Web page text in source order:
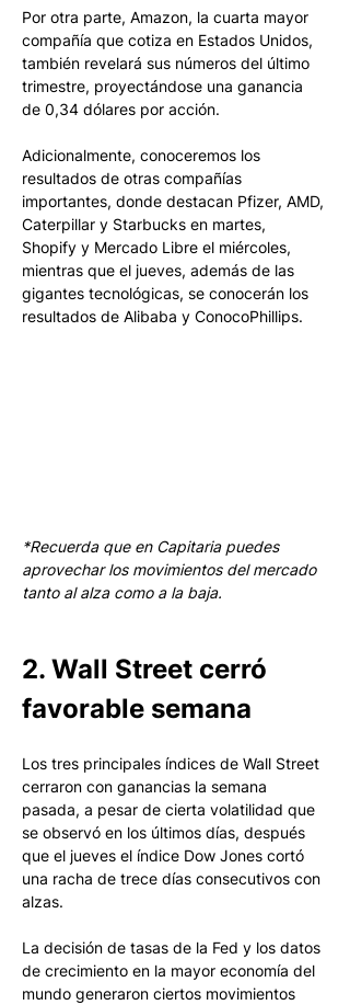
Por otra parte, Amazon, la cuarta mayor
compañía que cotiza en Estados Unidos,
también revelará sus números del último
trimestre, proyectándose una ganancia
de 0,34 dólares por acción.
Adicionalmente, conoceremos los
resultados de otras compañías
importantes, donde destacan Pfizer, AMD,
Caterpillar y Starbucks en martes,
Shopify y Mercado Libre el miércoles,
mientras que el jueves, además de las
gigantes tecnológicas, se conocerán los
resultados de Alibaba y ConocoPhillips.
*Recuerda que en Capitaria puedes
aprovechar los movimientos del mercado
tanto al alza como a la baja.
2. Wall Street cerró
favorable semana
Los tres principales índices de Wall Street
cerraron con ganancias la semana
pasada, a pesar de cierta volatilidad que
se observó en los últimos días, después
que el jueves el índice Dow Jones cortó
una racha de trece días consecutivos con
alzas.
La decisión de tasas de la Fed y los datos
de crecimiento en la mayor economía del
mundo generaron ciertos movimientos